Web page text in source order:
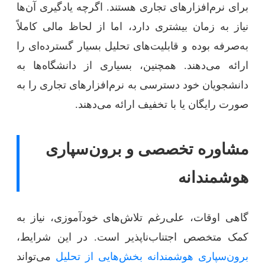
برای نرم‌افزارهای تجاری هستند. اگرچه یادگیری آن‌ها
نیاز به زمان بیشتری دارد، اما از لحاظ مالی کاملاً
به‌صرفه بوده و قابلیت‌های تحلیل بسیار گسترده‌ای را
ارائه می‌دهند. همچنین، بسیاری از دانشگاه‌ها به
دانشجویان خود دسترسی به نرم‌افزارهای تجاری را به
صورت رایگان یا با تخفیف ارائه می‌دهند.
مشاوره تخصصی و برون‌سپاری
هوشمندانه
گاهی اوقات، علی‌رغم تلاش‌های خودآموزی، نیاز به
کمک متخصص اجتناب‌ناپذیر است. در این شرایط،
برون‌سپاری هوشمندانه بخش‌هایی از تحلیل می‌تواند